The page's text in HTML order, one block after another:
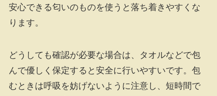
安心できる匂いのものを使うと落ち着きやすくな
ります。
どうしても確認が必要な場合は、タオルなどで包
んで優しく保定すると安全に行いやすいです。包
むときは呼吸を妨げないように注意し、短時間で